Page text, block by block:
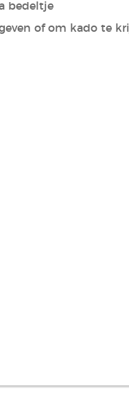
bedeltje
of om kado te